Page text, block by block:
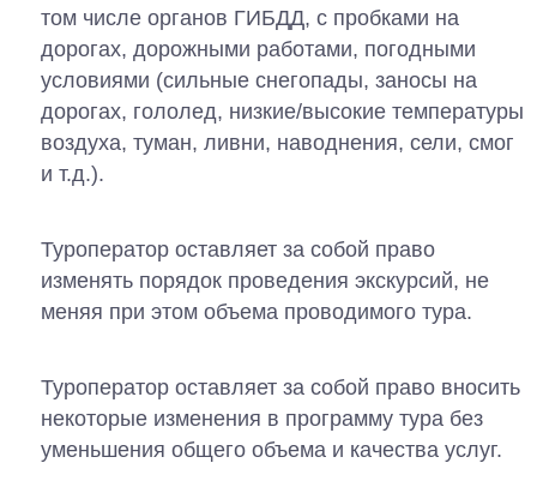
том числе органов ГИБДД, с пробками на
дорогах, дорожными работами, погодными
условиями (сильные снегопады, заносы на
дорогах, гололед, низкие/высокие температуры
воздуха, туман, ливни, наводнения, сели, смог
и т.д.).
Туроператор оставляет за собой право
изменять порядок проведения экскурсий, не
меняя при этом объема проводимого тура.
Туроператор оставляет за собой право вносить
некоторые изменения в программу тура без
уменьшения общего объема и качества услуг.